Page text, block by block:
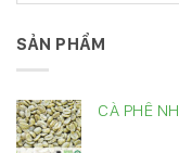
SẢN PHẨM
CÀ PHÊ